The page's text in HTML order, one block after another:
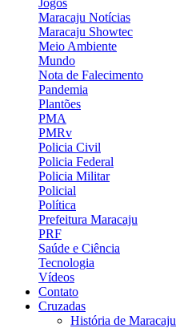
Jogos
Maracaju Notícias
Maracaju Showtec
Meio Ambiente
Mundo
Nota de Falecimento
Pandemia
Plantões
PMA
PMRv
Policia Civil
Policia Federal
Policia Militar
Policial
Política
Prefeitura Maracaju
PRF
Saúde e Ciência
Tecnologia
Vídeos
Contato
Cruzadas
História de Maracaju